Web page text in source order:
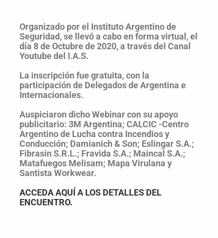
Organizado por el Instituto Argentino de
Seguridad, se llevó a cabo en forma virtual, el
día 8 de Octubre de 2020, a través del Canal
Youtube del I.A.S.
La inscripción fue gratuita, con la
participación de Delegados de Argentina e
Internacionales.
Auspiciaron dicho Webinar con su apoyo
publicitario: 3M Argentina; CALCIC -Centro
Argentino de Lucha contra Incendios y
Conducción; Damianich & Son; Eslingar S.A.;
Fibrasin S.R.L.; Fravida S.A.; Maincal S.A.;
Matafuegos Melisam; Mapa Virulana y
Santista Workwear.
ACCEDA AQUÍ A LOS DETALLES DEL
ENCUENTRO.